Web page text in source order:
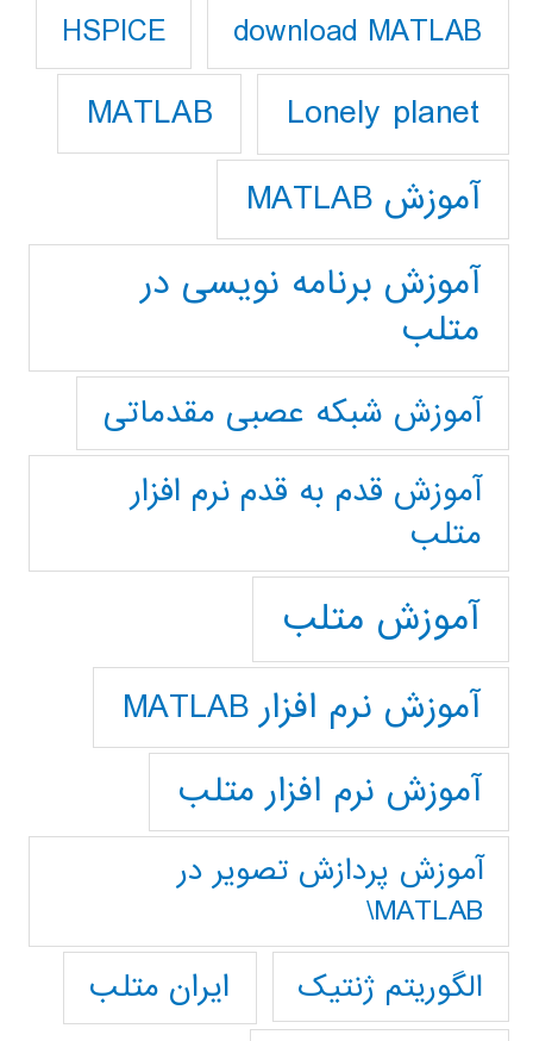
download MATLAB
HSPICE
Lonely planet
MATLAB
آموزش MATLAB
آموزش برنامه نویسی در
متلب
آموزش شبکه عصبی مقدماتی
آموزش قدم به قدم نرم افزار
متلب
آموزش متلب
آموزش نرم افزار MATLAB
آموزش نرم افزار متلب
آموزش پردازش تصوير در
MATLAB\
الگوریتم ژنتیک
ایران متلب